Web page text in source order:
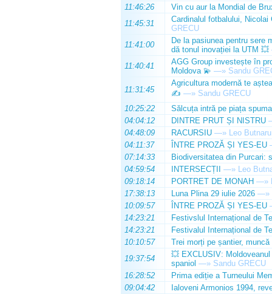
11:46:26
Vin cu aur la Mondial de
11:45:31
Cardinalul fotbalului,
GRECU
11:41:00
De la pasiunea pentru sere
dă tonul inovației la UTM 💥
11:40:41
AGG Group investește în
Moldova 💫 —» Sandu
11:31:45
Agricultura modernă te
✍️ —» Sandu GRECU
10:25:22
Sălcuța intră pe piața
04:04:12
DINTRE PRUT ȘI NISTRU
04:48:09
RACURSIU —» Leo Butnaru
04:11:37
ÎNTRE PROZĂ ȘI YES-EU
07:14:33
Biodiversitatea din Purcari:
04:59:54
INTERSECȚII —» Leo
09:18:14
PORTRET DE MONAH —»
17:38:13
Luna Plina 29 iulie 2026 —»
10:09:57
ÎNTRE PROZĂ ȘI YES-EU
14:23:21
Festivslul Internațional de
14:23:21
Festivalul Internațional de
10:10:57
Trei morți pe șantier, muncă
19:37:54
💥 EXCLUSIV:
spaniol —» Sandu GRECU
16:28:52
Prima ediție a Turneului
09:04:42
Ialoveni Armonios 1994,